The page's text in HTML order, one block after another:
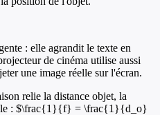
: elle agrandit le texte en
de cinéma utilise aussi
une image réelle sur l'écran.
relie la distance objet, la
: $\frac{1}{f} = \frac{1}{d_o}